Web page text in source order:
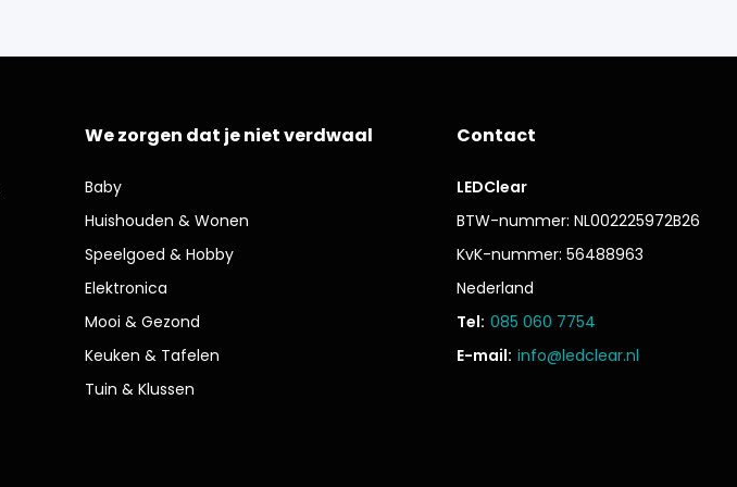
We zorgen dat je niet verdwaal
Baby
Huishouden & Wonen
Speelgoed & Hobby
Elektronica
Mooi & Gezond
Keuken & Tafelen
Tuin & Klussen
Contact
LEDClear
BTW-nummer: NL002225972B26
KvK-nummer: 56488963
Nederland
Tel: 085 060 7754
E-mail: info@ledclear.nl